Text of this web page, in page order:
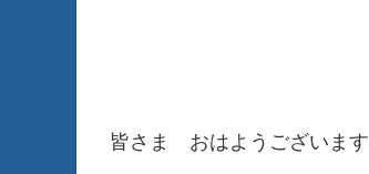
皆さま おはようございます